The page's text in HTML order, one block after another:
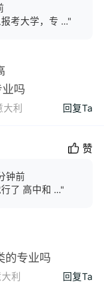
考大学，专 ..."
吗
大利 回复Ta
赞
钟前
了 高中和 ..."
的专业吗
利 回复Ta